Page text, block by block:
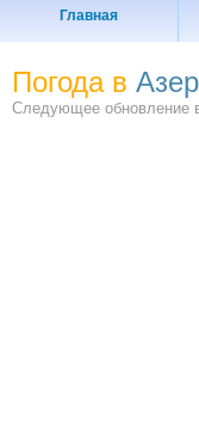
Главная
Погода в
Следующее обновление